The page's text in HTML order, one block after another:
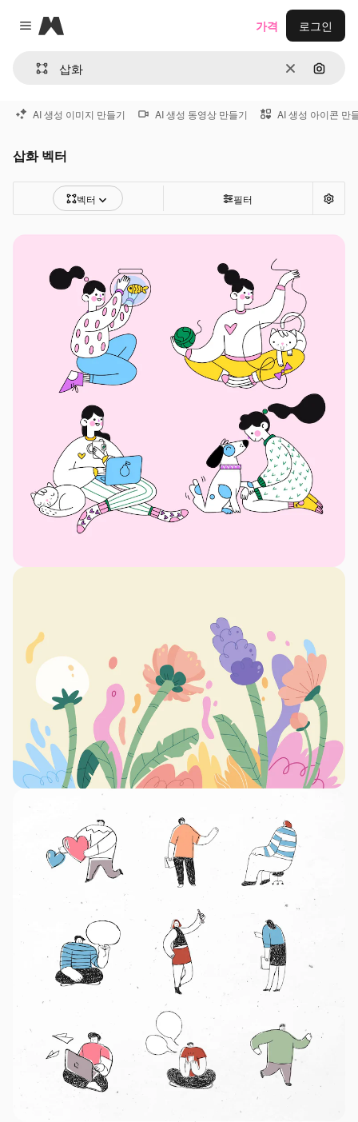
Close menu
Magnific
지우기이미지
가격 로그인
AI 생성 이미지 만들기 AI 생성 동영상 만들기 AI 생성 아이콘 만
삽화 벡터
벡터 필터